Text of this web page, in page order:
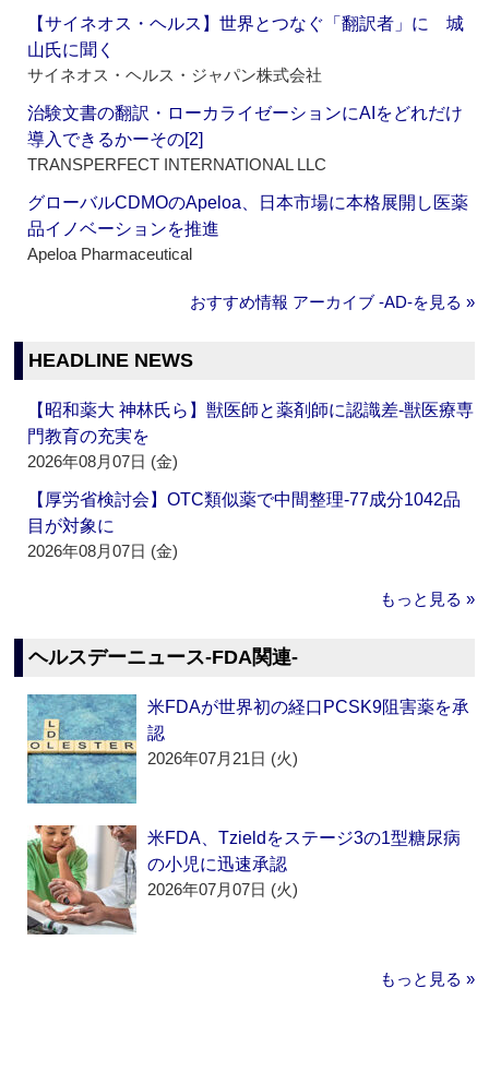
【サイネオス・ヘルス】世界とつなぐ「翻訳者」に 城
山氏に聞く
サイネオス・ヘルス・ジャパン株式会社
治験文書の翻訳・ローカライゼーションにAIをどれだけ
導入できるかーその[2]
TRANSPERFECT INTERNATIONAL LLC
グローバルCDMOのApeloa、日本市場に本格展開し医薬
品イノベーションを推進
Apeloa Pharmaceutical
おすすめ情報 アーカイブ ‐AD‐を見る »
HEADLINE NEWS
【昭和薬大 神林氏ら】獣医師と薬剤師に認識差‐獣医療専
門教育の充実を
2026年08月07日 (金)
【厚労省検討会】OTC類似薬で中間整理‐77成分1042品
目が対象に
2026年08月07日 (金)
もっと見る »
ヘルスデーニュース‐FDA関連‐
米FDAが世界初の経口PCSK9阻害薬を承
認
2026年07月21日 (火)
米FDA、Tzieldをステージ3の1型糖尿病
の小児に迅速承認
2026年07月07日 (火)
もっと見る »